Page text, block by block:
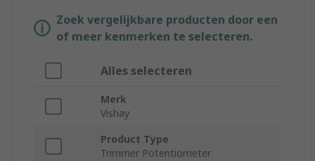
Zoek vergelijkbare producten door een
of meer kenmerken te selecteren.
Alles selecteren
Merk
Vishay
Product Type
Trimmer Potentiometer